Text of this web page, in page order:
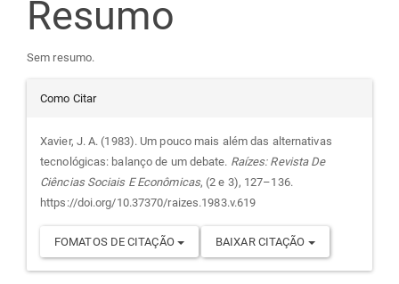
artigo
principal
Resumo
Sem resumo.
Detalhes
do
artigo
Como Citar
Xavier, J. A. (1983). Um pouco mais além das alternativas
tecnológicas: balanço de um debate. Raízes: Revista De
Ciências Sociais E Econômicas, (2 e 3), 127–136.
https://doi.org/10.37370/raizes.1983.v.619
FOMATOS DE CITAÇÃO BAIXAR CITAÇÃO